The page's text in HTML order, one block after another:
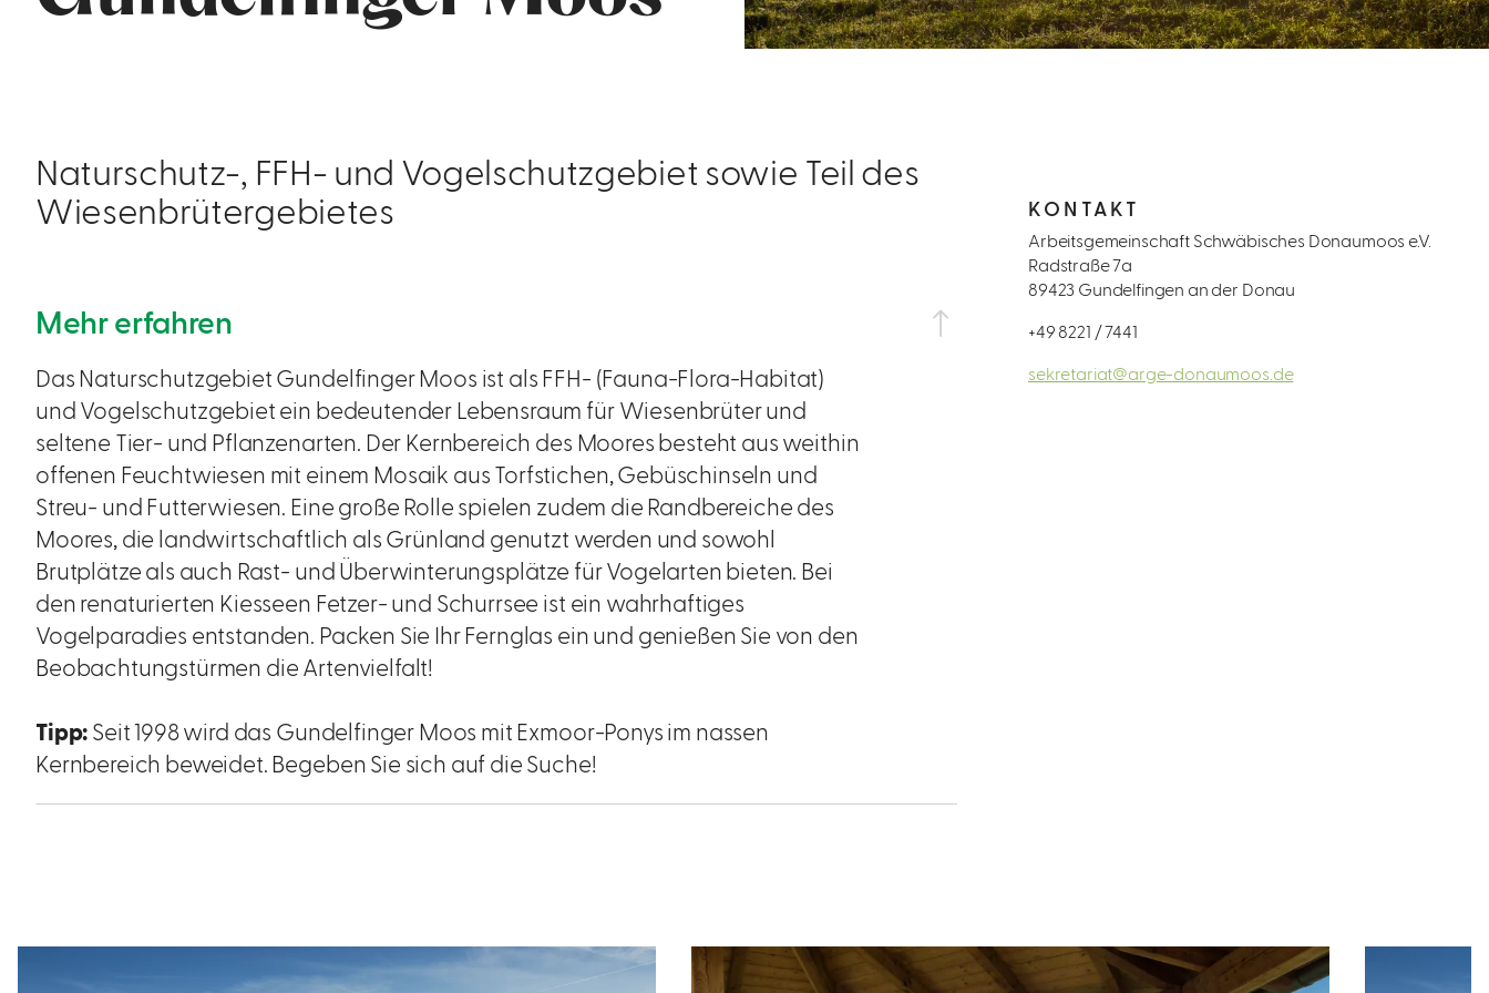
Naturschutz-, FFH- und Vogelschutzgebiet sowie Teil des
Wiesenbrütergebietes
Mehr erfahren
Das Naturschutzgebiet Gundelfinger Moos ist als FFH- (Fauna-Flora-Habitat)
und Vogelschutzgebiet ein bedeutender Lebensraum für Wiesenbrüter und
seltene Tier- und Pflanzenarten. Der Kernbereich des Moores besteht aus weithin
offenen Feuchtwiesen mit einem Mosaik aus Torfstichen, Gebüschinseln und
Streu- und Futterwiesen. Eine große Rolle spielen zudem die Randbereiche des
Moores, die landwirtschaftlich als Grünland genutzt werden und sowohl
Brutplätze als auch Rast- und Überwinterungsplätze für Vogelarten bieten. Bei
den renaturierten Kiesseen Fetzer- und Schurrsee ist ein wahrhaftiges
Vogelparadies entstanden. Packen Sie Ihr Fernglas ein und genießen Sie von den
Beobachtungstürmen die Artenvielfalt!
Tipp: Seit 1998 wird das Gundelfinger Moos mit Exmoor-Ponys im nassen
Kernbereich beweidet. Begeben Sie sich auf die Suche!
KONTAKT
Arbeitsgemeinschaft Schwäbisches Donaumoos e.V.
Radstraße 7a
89423 Gundelfingen an der Donau
+49 8221 / 7441
sekretariat@arge-donaumoos.de